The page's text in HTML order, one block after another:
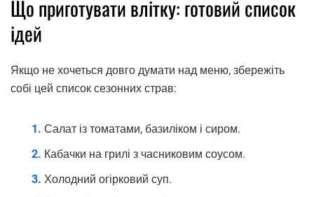
Що приготувати влітку: готовий список
ідей
Якщо не хочеться довго думати над меню, збережіть
собі цей список сезонних страв:
Салат із томатами, базиліком і сиром.
Кабачки на грилі з часниковим соусом.
Холодний огірковий суп.